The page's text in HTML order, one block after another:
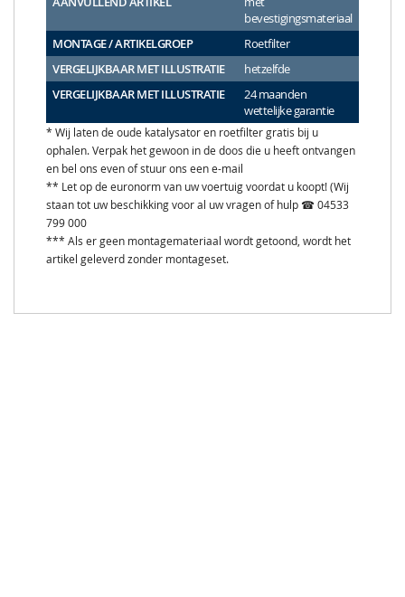
bevestigingsmateriaal
MONTAGE / ARTIKELGROEP
Roetfilter
VERGELIJKBAAR MET ILLUSTRATIE
hetzelfde
VERGELIJKBAAR MET ILLUSTRATIE
24 maanden
wettelijke garantie
* Wij laten de oude katalysator en roetfilter gratis bij u
ophalen. Verpak het gewoon in de doos die u heeft ontvangen
en bel ons even of stuur ons een e-mail
** Let op de euronorm van uw voertuig voordat u koopt! (Wij
staan tot uw beschikking voor al uw vragen of hulp ☎ 04533
799 000
*** Als er geen montagemateriaal wordt getoond, wordt het
artikel geleverd zonder montageset.